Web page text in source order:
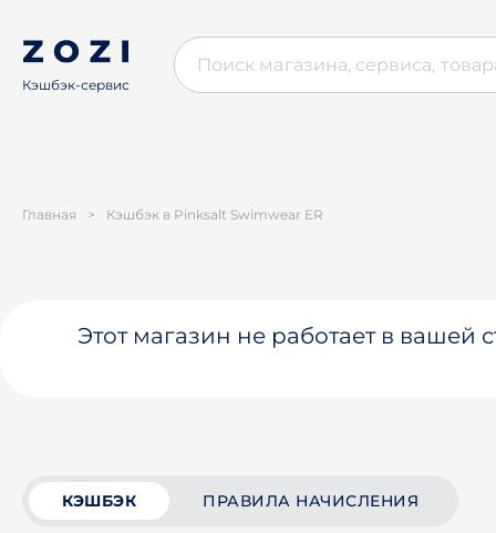
Кэшбэк-сервис
Главная > Кэшбэк в Pinksalt Swimwear ER
Этот магазин не работает в вашей
КЭШБЭК ПРАВИЛА НАЧИСЛЕНИЯ